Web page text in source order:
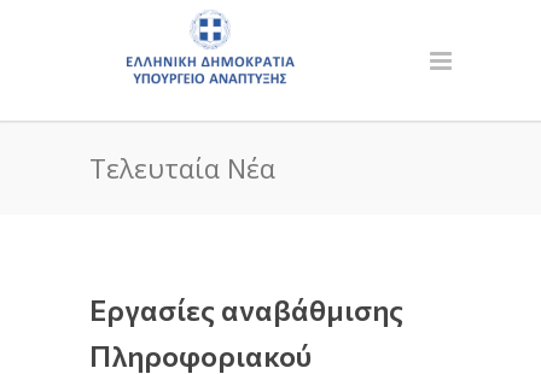
Τελευταία Νέα
Εργασίες αναβάθμισης
Πληροφοριακού